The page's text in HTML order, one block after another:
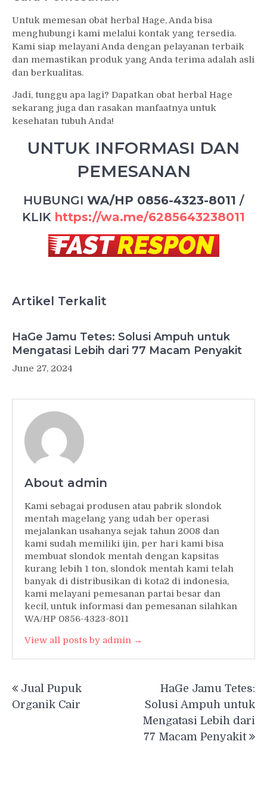
Untuk memesan obat herbal Hage, Anda bisa
menghubungi kami melalui kontak yang tersedia.
Kami siap melayani Anda dengan pelayanan terbaik
dan memastikan produk yang Anda terima adalah asli
dan berkualitas.
Jadi, tunggu apa lagi? Dapatkan obat herbal Hage
sekarang juga dan rasakan manfaatnya untuk
kesehatan tubuh Anda!
UNTUK INFORMASI DAN
PEMESANAN
HUBUNGI WA/HP 0856-4323-8011 /
KLIK https://wa.me/6285643238011
Artikel Terkalit
HaGe Jamu Tetes: Solusi Ampuh untuk
Mengatasi Lebih dari 77 Macam Penyakit
June 27, 2024
About admin
Kami sebagai produsen atau pabrik slondok
mentah magelang yang udah ber operasi
mejalankan usahanya sejak tahun 2008 dan
kami sudah memiliki ijin, per hari kami bisa
membuat slondok mentah dengan kapsitas
kurang lebih 1 ton, slondok mentah kami telah
banyak di distribusikan di kota2 di indonesia,
kami melayani pemesanan partai besar dan
kecil, untuk informasi dan pemesanan silahkan
WA/HP 0856-4323-8011
View all posts by admin →
navigation
Jual Pupuk
Organik Cair
HaGe Jamu Tetes:
Solusi Ampuh untuk
Mengatasi Lebih dari
77 Macam Penyakit